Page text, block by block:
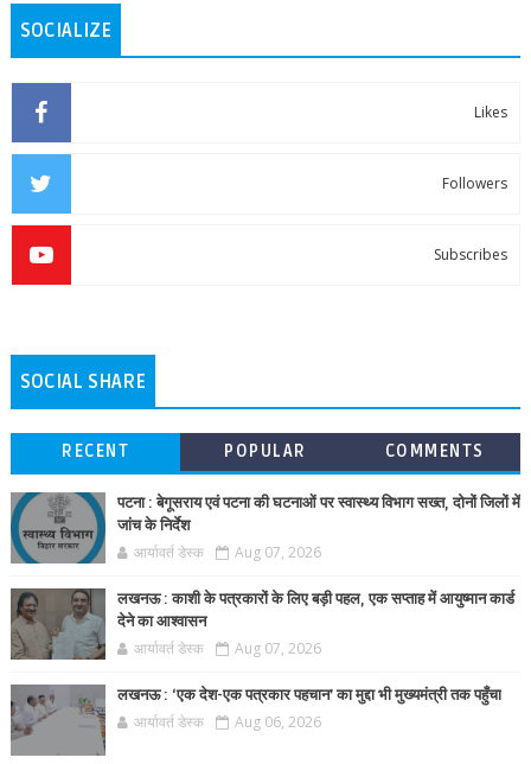
SOCIALIZE
Likes
Followers
Subscribes
SOCIAL SHARE
RECENT POPULAR COMMENTS
पटना : बेगूसराय एवं पटना की घटनाओं पर स्वास्थ्य विभाग सख्त, दोनों जिलों में
जांच के निर्देश
आर्यावर्त डेस्क Aug 07, 2026
लखनऊ : काशी के पत्रकारों के लिए बड़ी पहल, एक सप्ताह में आयुष्मान कार्ड
देने का आश्वासन
आर्यावर्त डेस्क Aug 07, 2026
लखनऊ : ‘एक देश-एक पत्रकार पहचान’ का मुद्दा भी मुख्यमंत्री तक पहुँचा
आर्यावर्त डेस्क Aug 06, 2026